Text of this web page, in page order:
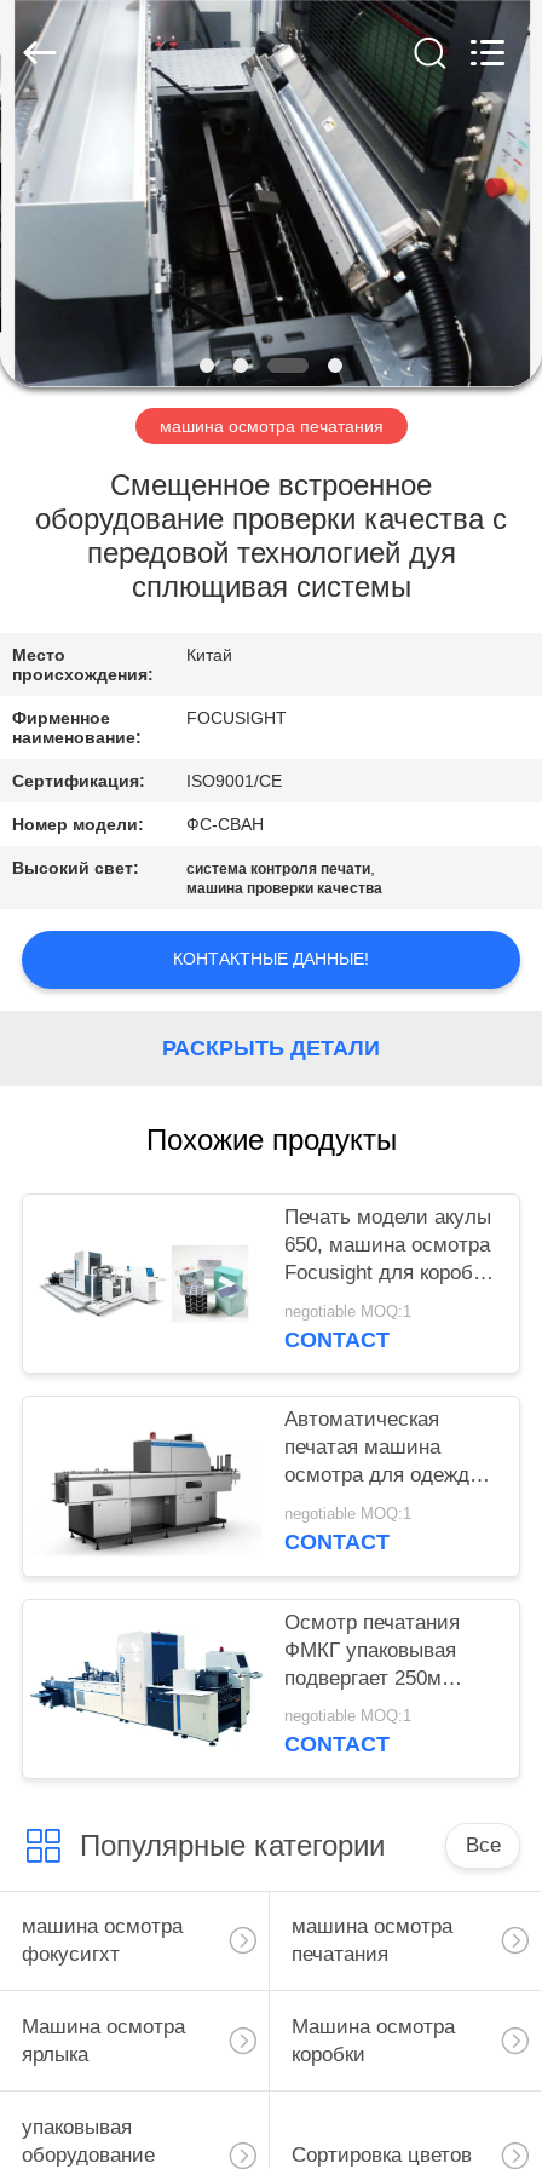
ДОМ
ПРОДУКТЫ
О
НАС
ПУТЕШЕСТВИЕ
ФАБРИКИ
ПРОВЕРКА
КАЧЕСТВА
МЫ
НОВОСТИ
СПРОСИТЕ
ЦИТАТУ
КАРТА
САЙТА
Focusight
Technology
Co.,Ltd.
All
Rights
Reserved.
машина осмотра печатания
Смещенное встроенное
оборудование проверки качества с
передовой технологией дуя
сплющивая системы
Место
происхождения:
Китай
Фирменное
наименование:
FOCUSIGHT
Сертификация: ISO9001/CE
Номер модели: ФС-СВАН
Высокий свет: система контроля печати,
машина проверки качества
КОНТАКТНЫЕ ДАННЫЕ!
РАСКРЫТЬ ДЕТАЛИ
Похожие продукты
Печать модели акулы
650, машина осмотра
Focusight для коробок
складчатости водки
negotiable MOQ:1
CONTACT
Автоматическая
печатая машина
осмотра для одежды
маркирует систему
проверки качества со
negotiable MOQ:1
CONTACT
Осмотр печатания
ФМКГ упаковывая
подвергает 250м
механической
обработке/минута для
negotiable MOQ:1
CONTACT
Популярные категории Все
машина осмотра
фокусигхт
машина осмотра
печатания
Машина осмотра
ярлыка
Машина осмотра
коробки
упаковывая
оборудование
Сортировка цветов